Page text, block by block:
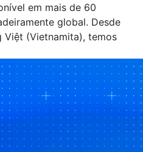
em mais de 60
global. Desde
(Vietnamita), temos